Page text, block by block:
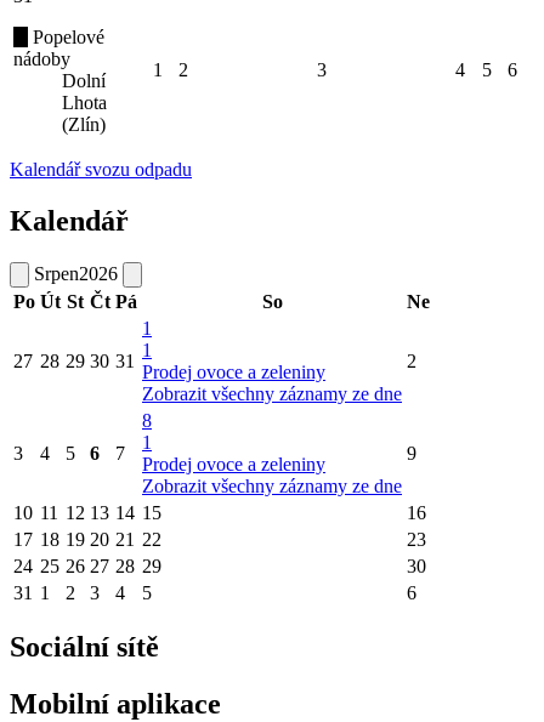
Popelové
nádoby
Dolní
Lhota
(Zlín)
1 2 3 4 5 6
Kalendář svozu odpadu
Kalendář
Srpen2026
Po Út St Čt Pá So Ne
27 28 29 30 31
1
1
Prodej ovoce a zeleniny
Zobrazit všechny záznamy ze dne
2
3 4 5 6 7
8
1
Prodej ovoce a zeleniny
Zobrazit všechny záznamy ze dne
9
10 11 12 13 14 15
16
17 18 19 20 21 22
23
24 25 26 27 28 29
30
31 1 2 3 4 5 6
Sociální sítě
Mobilní aplikace